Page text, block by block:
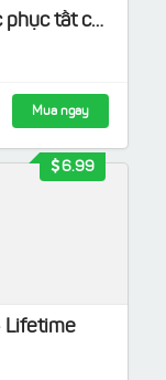
WP Mail SMTP Pro v4.9.0 - Khắc phục tất cả các vấn đề về WordPress không gửi được email
Mua ngay
Lifetime
6.99